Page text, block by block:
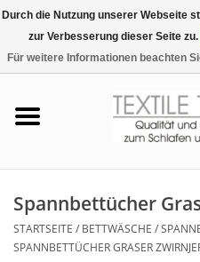
Tag & Nachtwäsche
Spannbettücher
STARTSEITE / BETTWÄSCHE /
SPANNBETTÜCHER GRASER
Durch die Nutzung unserer Webseite
zur Verbesserung dieser Seite zu.
Für weitere Informationen beachten